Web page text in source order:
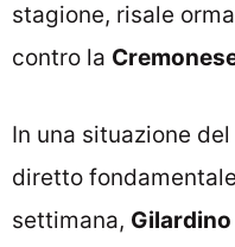
stagione, risale
contro la
In una situazione
diretto
settimana, Gilardino